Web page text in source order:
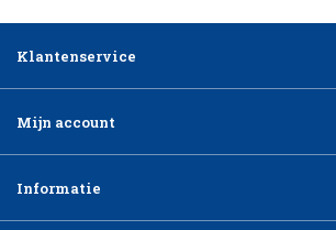
Klantenservice
Mijn account
Informatie